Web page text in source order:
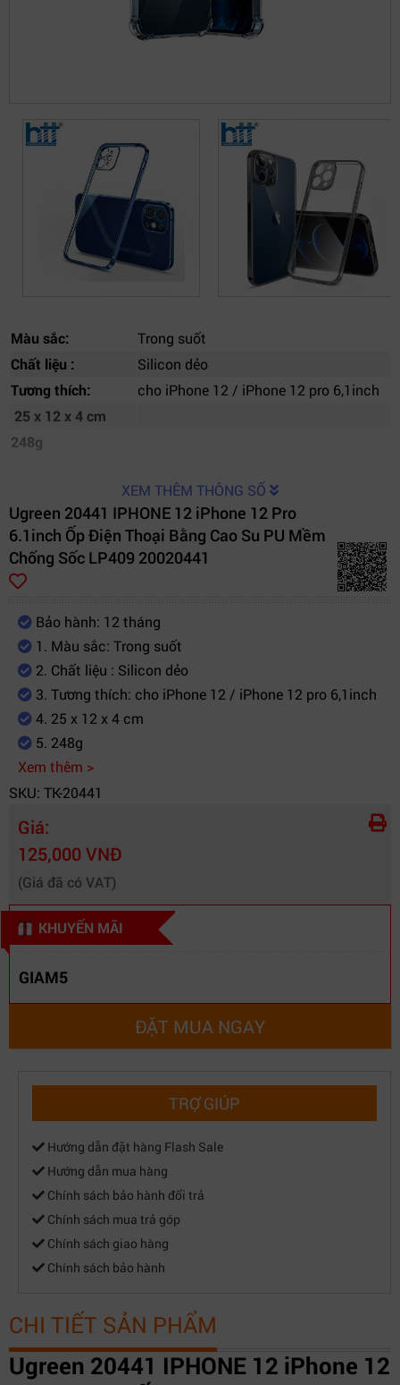
Màu sắc:
Trong suốt
Chất liệu :
Silicon dẻo
Tương thích:
cho iPhone 12 / iPhone 12 pro 6,1inch
25 x 12 x 4 cm
248g
XEM THÊM THÔNG SỐ
Ugreen 20441 IPHONE 12 iPhone 12 Pro
6.1inch Ốp Điện Thoại Bằng Cao Su PU Mềm
Chống Sốc LP409 20020441
Bảo hành: 12 tháng
1. Màu sắc: Trong suốt
2. Chất liệu : Silicon dẻo
3. Tương thích: cho iPhone 12 / iPhone 12 pro 6,1inch
4. 25 x 12 x 4 cm
5. 248g
Xem thêm >
SKU: TK-20441
Giá:
125,000 VNĐ
(Giá đã có VAT)
KHUYẾN MÃI
GIAM5
ĐẶT MUA NGAY
TRỢ GIÚP
Hướng dẫn đặt hàng Flash Sale
Hướng dẫn mua hàng
Chính sách bảo hành đổi trả
Chính sách mua trả góp
Chính sách giao hàng
Chính sách bảo hành
CHI TIẾT SẢN PHẨM
Ugreen 20441 IPHONE 12 iPhone 12